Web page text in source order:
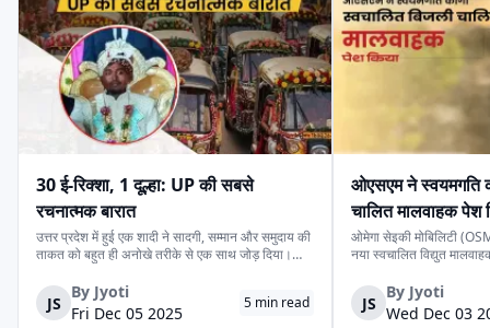
हेक्सॉल जॉय स्टार
सन मोबिलिटी इका
खालसा हीरो ज़ीरो21
30 ई-रिक्शा, 1 दूल्हा: UP की सबसे
रचनात्मक बारात
उत्तर प्रदेश में हुई एक शादी ने सादगी, सम्मान और समुदाय की
ताकत को बहुत ही अनोखे तरीके से एक साथ जोड़ दिया।
वाहन की व्यवस्था करने के लिये पर्याप्त साधन नहीं थे।
लेकिन दोस्ती की भावना ने उस...
JS
By Jyoti
Fri Dec 05 2025
5 min read
ओएसएम ने स्वयमगति
चालित मालवाहक पेश
ओमेगा सेइकी मोबिलिटी
नया स्वचालित विद्युत
के स्वचालित यात्री संस्करण
लिये प्रस्तुत किया गया दूसरा
JS
By Jyoti
Wed Dec 03